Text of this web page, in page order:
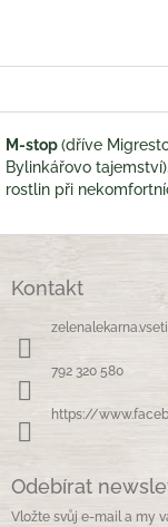
M-stop(dříve
Bylinkářovo
rostlin při
Kontakt
792 320 580
https://
Odebírat
Vložte svůj e-mail a my